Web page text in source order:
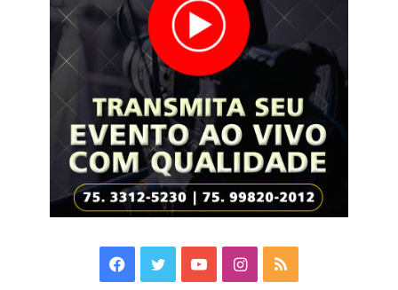
Facebook
TwitterYouTubeInstagram
RSS